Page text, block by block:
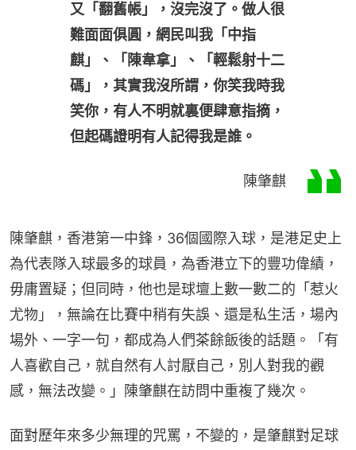
又「翻舊帳」，沒完沒了。做人很
難面面俱圓，網民叫我「中指
麒」、「陳韋拿」、「輕鬆射十二
碼」，其實我沒所謂，你笑我時我
笑你，有人不明就裏便肆意指摘，
但起碼證明有人記得我是誰。
陳肇麒
陳肇麒，香港第一中鋒，36個國際入球，是港足史上
為代表隊入球最多的球員，為香港立下的豐功偉績，
毋庸置疑；但同時，他也是球壇上數一數二的「惹火
尤物」，無論在比賽中稍有失誤、還是私生活，場內
場外、一字一句，都成為人們茶餘飯後的話題。「有
人喜歡自己，就自然有人討厭自己，別人對我的觀
感，無法改變。」陳肇麒在訪問中重複了幾次。
面對歷年來多少無理的咒罵，不變的，是肇麒對足球